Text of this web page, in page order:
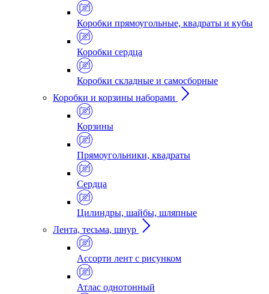
Коробки прямоугольные, квадраты и кубы
Коробки сердца
Коробки складные и самосборные
Коробки и корзины наборами
Корзины
Прямоугольники, квадраты
Сердца
Цилиндры, шайбы, шляпные
Лента, тесьма, шнур
Ассорти лент с рисунком
Атлас однотонный